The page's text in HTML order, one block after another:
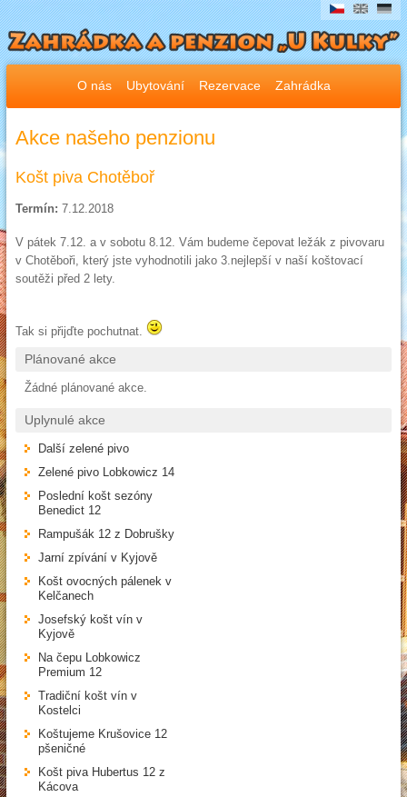
O nás Ubytování Rezervace Zahrádka
Akce našeho penzionu
Košt piva Chotěboř
Termín: 7.12.2018
V pátek 7.12. a v sobotu 8.12. Vám budeme čepovat ležák z pivovaru
v Chotěboři, který jste vyhodnotili jako 3.nejlepší v naší koštovací
soutěži před 2 lety.
Tak si přijďte pochutnat.
Plánované akce
Žádné plánované akce.
Uplynulé akce
Další zelené pivo
Zelené pivo Lobkowicz 14
Poslední košt sezóny
Benedict 12
Rampušák 12 z Dobrušky
Jarní zpívání v Kyjově
Košt ovocných pálenek v
Kelčanech
Josefský košt vín v
Kyjově
Na čepu Lobkowicz
Premium 12
Tradiční košt vín v
Kostelci
Koštujeme Krušovice 12
pšeničné
Košt piva Hubertus 12 z
Kácova